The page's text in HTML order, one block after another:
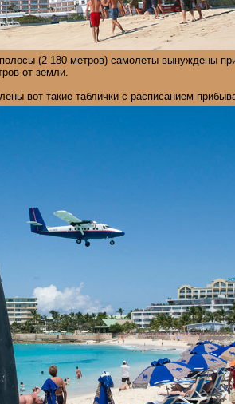
(2 180 метров) самолеты вынуждены
от земли.
вот такие таблички с расписанием